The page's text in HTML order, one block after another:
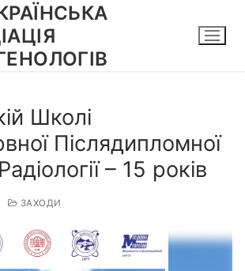
Школі
Післядипломної
– 15 років
ЗАХОДИ